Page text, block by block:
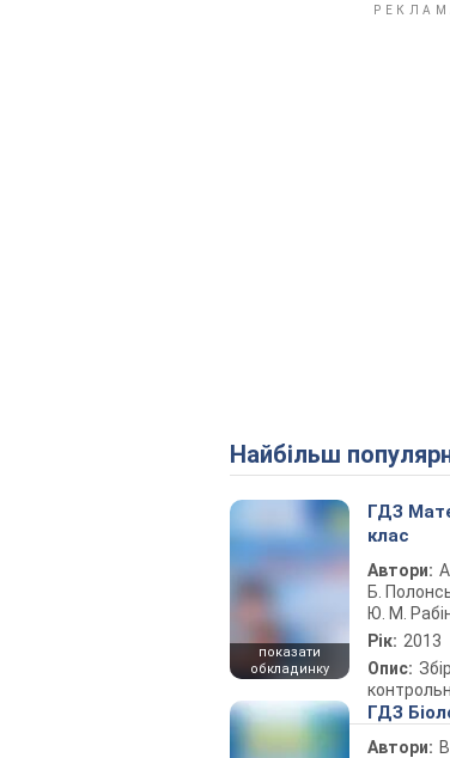
Найбільш
показати
обкладинку
ГДЗ
клас
Автори:
Б.
Ю. М.
Рік: 2013
Опис:
ГДЗ
Автори: